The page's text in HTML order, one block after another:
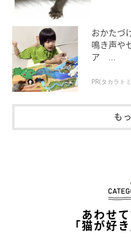
おかたづ
鳴き声や
ア ...
PR(タカラト
も
あわせ
「猫が好